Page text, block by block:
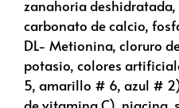
zanahoria
carbonato de calcio,
DL- Metionina, cloruro
potasio, colores
5, amarillo # 6, azul #